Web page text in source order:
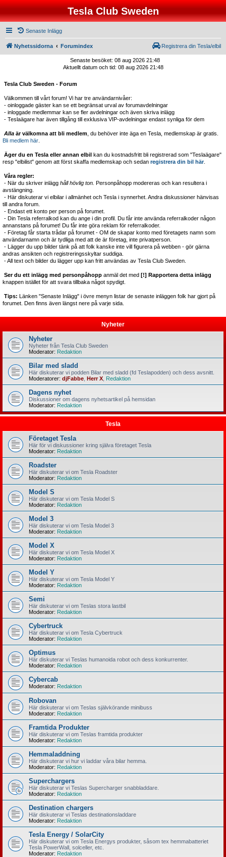
Tesla Club Sweden
Senaste Inlägg
Nyhetssidorna Forumindex Registrera din Tesla/elbil
Senaste besöket: 08 aug 2026 21:48
Aktuellt datum och tid: 08 aug 2026 21:48
Tesla Club Sweden - Forum
Välkommen till vårt forum! Vi har tre användarnivåer:
- oinloggade gäster kan se ett begränsat urval av forumavdelningar
- inloggade medlemmar kan se fler avdelningar och även skriva inlägg
- Teslaägare har även tillgång till exklusiva VIP-avdelningar endast synliga för dem
Alla är välkomna att bli medlem , du behöver inte äga en Tesla, medlemskap är gratis.
Bli medlem här
Äger du en Tesla eller annan elbil kan du kostnadsfritt bli registrerad som "Teslaägare"
resp "elbilist" genom att först skaffa medlemskap och sedan registrera din bil här.
Våra regler:
- När du skriver inlägg håll hövlig ton. Personpåhopp modereras och kan resultera i
avstängning.
- Här diskuterar vi elbilar i allmänhet och Tesla i synnerhet. Andra diskussioner hänvisas
till andra forum.
- Endast ett konto per person på forumet.
- Din Tesla referralkod kan du ange i din profil. Du får inte använda referralkoder någon
annanstans på forumet! Du får inte göra reklam för referralkoder.
- Företag får starta trådar på forumet - OM de skapar konto med företagets namn som
användarnamn och är tydliga med att de är företag, inte privatperson.
- Lägger du upp bilder tänk på att folk kanske inte vill figurera på webben - gör gärna
andras ansikten och registreringsskyltar suddiga.
- All text och bilder du lägger upp kan fritt användas av Tesla Club Sweden.
Ser du ett inlägg med personpåhopp anmäl det med [!] Rapportera detta inlägg
knappen istället för att svara tillbaka något spydigt.
Tips: Länken "Senaste Inlägg" i övre menyn listar de senaste inläggen folk har gjort på
forumet. Den finns även längst nere på varje sida.
Nyheter
Nyheter
Nyheter från Tesla Club Sweden
Moderator: Redaktion
Bilar med sladd
Här diskuterar vi podden Bilar med sladd (fd Teslapodden) och dess avsnitt.
Moderatorer: djFabbe Herr X Redaktion
Dagens nyhet
Diskussioner om dagens nyhetsartikel på hemsidan
Moderator: Redaktion
Tesla
Företaget Tesla
Här för vi diskussioner kring själva företaget Tesla
Moderator: Redaktion
Roadster
Här diskuterar vi om Tesla Roadster
Moderator: Redaktion
Model S
Här diskuterar vi om Tesla Model S
Moderator: Redaktion
Model 3
Här diskuterar vi om Tesla Model 3
Moderator: Redaktion
Model X
Här diskuterar vi om Tesla Model X
Moderator: Redaktion
Model Y
Här diskuterar vi om Tesla Model Y
Moderator: Redaktion
Semi
Här diskuterar vi om Teslas stora lastbil
Moderator: Redaktion
Cybertruck
Här diskuterar vi om Tesla Cybertruck
Moderator: Redaktion
Optimus
Här diskuterar vi Teslas humanoida robot och dess konkurrenter.
Moderator: Redaktion
Cybercab
Moderator: Redaktion
Robovan
Här diskuterar vi om Teslas självkörande minibuss
Moderator: Redaktion
Framtida Produkter
Här diskuterar vi om Teslas framtida produkter
Moderator: Redaktion
Hemmaladdning
Här diskuterar vi hur vi laddar våra bilar hemma.
Moderator: Redaktion
Superchargers
Här diskuterar vi Teslas Supercharger snabbladdare.
Moderator: Redaktion
Destination chargers
Här diskuterar vi Teslas destinationsladdare
Moderator: Redaktion
Tesla Energy / SolarCity
Här diskuterar vi om Tesla Energys produkter, såsom tex hemmabatteriet
Tesla PowerWall, solceller, etc.
Moderator: Redaktion